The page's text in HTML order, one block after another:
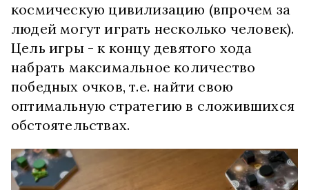
космическую цивилизацию (впрочем за
людей могут играть несколько человек).
Цель игры - к концу девятого хода
набрать максимальное количество
победных очков, т.е. найти свою
оптимальную стратегию в сложившихся
обстоятельствах.